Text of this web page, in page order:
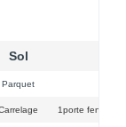
Sol
Parquet
1porte fenetre,